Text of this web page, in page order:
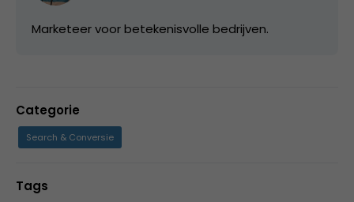
Marketeer voor betekenisvolle bedrijven.
Categorie
Search & Conversie
Tags